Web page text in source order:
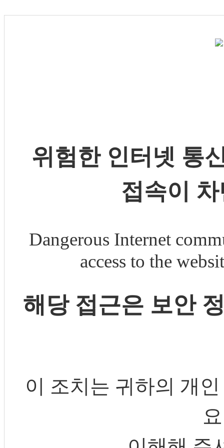
위험한 인터넷 통
접속이
Dangerous Internet
access to the
해당 접근은 보안
이 조치는 귀하의 개